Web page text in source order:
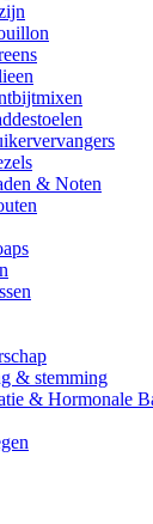
& Noten
& stemming
& Hormonale